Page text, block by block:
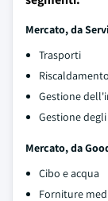
Mercato, da
Trasporti
Gestione
Gestione
Mercato, da
Cibo e acqua
Forniture